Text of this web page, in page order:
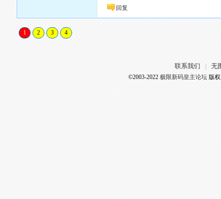
回复
1 2 3 4
联系我们 无
©2003-2022 极限新码皇主论坛版权